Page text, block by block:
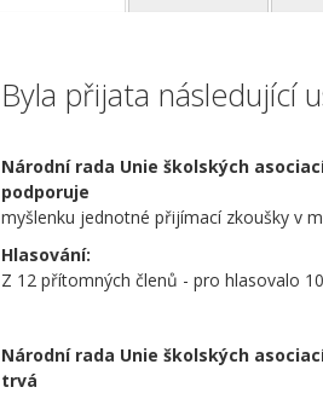
Byla přijata následující
Národní rada Unie školských asociací
podporuje
myšlenku jednotné přijímací zkoušky v
Hlasování:
Z 12 přítomných členů - pro hlasovalo
Národní rada Unie školských asociací
trvá